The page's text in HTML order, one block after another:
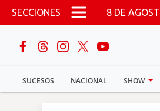
Pasar al contenido principal
SECCIONES 8 DE
SUCESOS NACIONAL SHOW
buscar
Sucesos